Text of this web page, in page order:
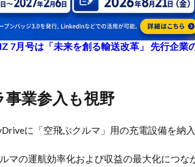
7月号は「未来を創る輸送改革」 先行企業
事業参入も視野
に「空飛ぶクルマ」用の充電設備を納入
マの運航効率化および収益の最大化につな